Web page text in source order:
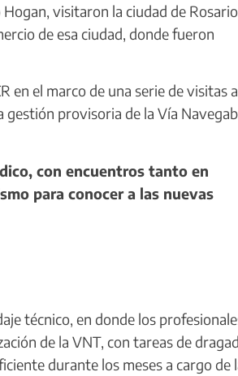
visitaron la ciudad de Rosario
de esa ciudad, donde fueron
en el marco de una serie de visitas a
gestión provisoria de la Vía
con encuentros tanto en
para conocer a las nuevas
técnico, en donde los
de la VNT, con tareas de
durante los meses a cargo de